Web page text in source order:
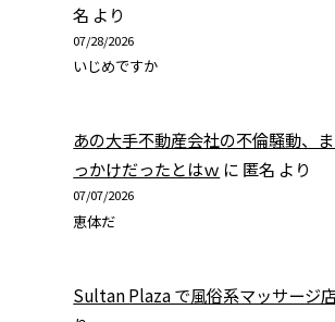
名 より
07/28/2026
いじめですか
あの大手不動産会社の不倫騒動、
っかけだったとはｗ に 匿名 より
07/07/2026
恵体だ
Sultan Plaza で風俗系マッサージ